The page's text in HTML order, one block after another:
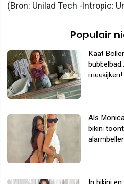
(Bron: Unilad Tech -Intropic:
Populair
Kaat
Als
bikini
In bikini